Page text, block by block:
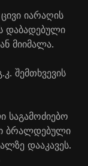
იარაღის
დაბადებული
მიიმალა.
შემთხვევის
საგამოძიებო
ბრალდებული
დააკავეს.